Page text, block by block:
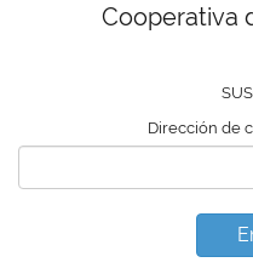
Cooperativa
Dirección de